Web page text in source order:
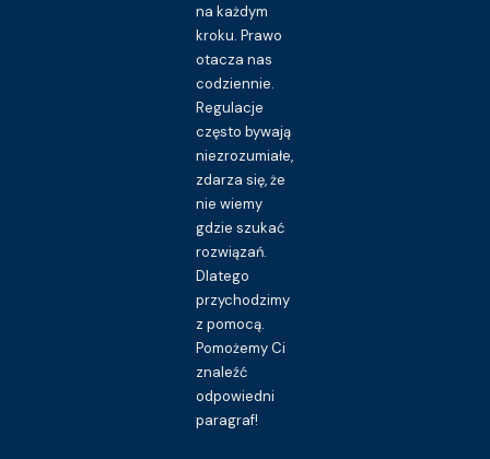
na każdym
kroku. Prawo
otacza nas
codziennie.
Regulacje
często bywają
niezrozumiałe,
zdarza się, że
nie wiemy
gdzie szukać
rozwiązań.
Dlatego
przychodzimy
z pomocą.
Pomożemy Ci
znaleźć
odpowiedni
paragraf!